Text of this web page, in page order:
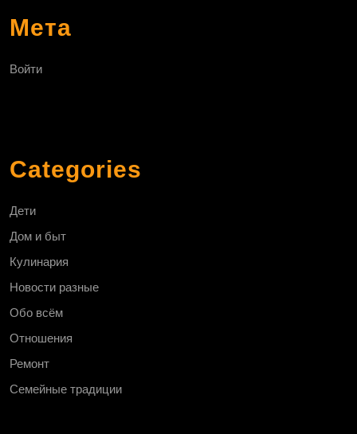
Мета
Войти
Categories
Дети
Дом и быт
Кулинария
Новости разные
Обо всём
Отношения
Ремонт
Семейные традиции